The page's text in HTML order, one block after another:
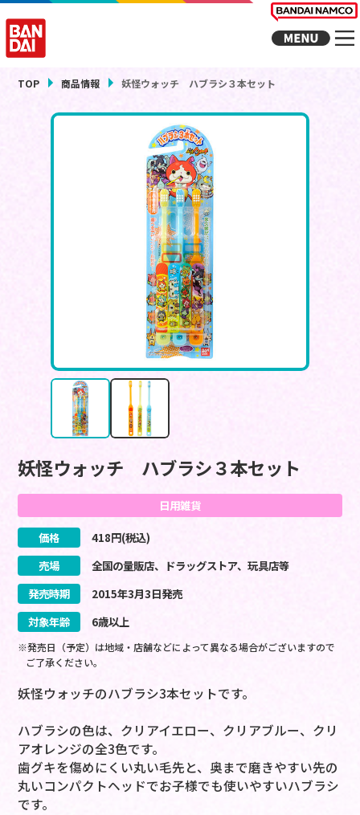
TOP 商品情報 妖怪ウォッチ ハブラシ３本セット
妖怪ウォッチ ハブラシ３本セット
日用雑貨
価格 418円(税込)
売場
全国の量販店、ドラッグストア、玩具店等
発売時期
2015年3月3日発売
対象年齢
6歳以上
※発売日（予定）は地域・店舗などによって異なる場合がございますので
ご了承ください。
妖怪ウォッチのハブラシ3本セットです。
ハブラシの色は、クリアイエロー、クリアブルー、クリ
アオレンジの全3色です。
歯グキを傷めにくい丸い毛先と、奥まで磨きやすい先の
丸いコンパクトヘッドでお子様でも使いやすいハブラシ
です。